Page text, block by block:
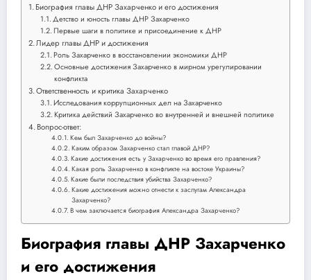
Биография главы ДНР Захарченко и его достижения
Детство и юность главы ДНР Захарченко
Первые шаги в политике и присоединение к ДНР
Лидер главы ДНР и достижения
Роль Захарченко в восстановлении экономики ДНР
Основные достижения Захарченко в мирном урегулировании
конфликта
Ответственность и критика Захарченко
Исследования коррупционных дел на Захарченко
Критика действий Захарченко во внутренней и внешней политике
Вопрос-ответ:
Кем был Захарченко до войны?
Каким образом Захарченко стал главой ДНР?
Какие достижения есть у Захарченко во время его правления?
Какая роль Захарченко в конфликте на востоке Украины?
Какие были последствия убийства Захарченко?
Какие достижения можно отнести к заслугам Александра
Захарченко?
В чем заключается биография Александра Захарченко?
Биография главы ДНР Захарченко
и его достижения